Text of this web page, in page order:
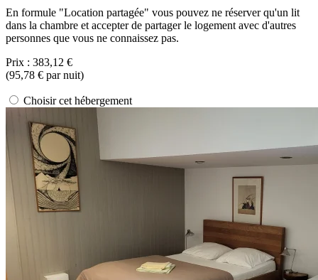
En formule "Location partagée" vous pouvez ne réserver qu'un lit
dans la chambre et accepter de partager le logement avec d'autres
personnes que vous ne connaissez pas.
Prix : 383,12 €
(95,78 € par nuit)
Choisir cet hébergement